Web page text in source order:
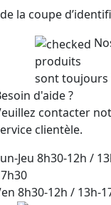
la coupe
produits
sont toujours
d'aide ?
contacter
clientèle.
Jeu 8h30-12h /
8h30-12h / 13h-